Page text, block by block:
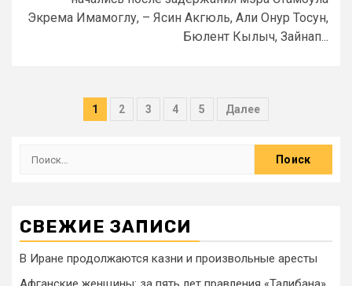
Экрема Имамоглу, – Ясин Акгюль, Али Онур Тосун,
Бюлент Кылыч, Зайнап...
1 2 3 4 5 Далее
СВЕЖИЕ ЗАПИСИ
В Иране продолжаются казни и произвольные аресты